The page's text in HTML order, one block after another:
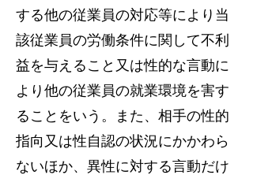
する他の従業員の対応等により当
該従業員の労働条件に関して不利
益を与えること又は性的な言動に
より他の従業員の就業環境を害す
ることをいう。また、相手の性的
指向又は性自認の状況にかかわら
ないほか、異性に対する言動だけ